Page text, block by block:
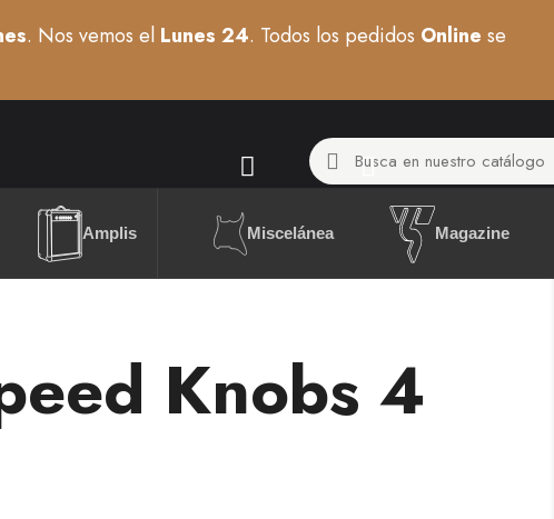
. Nos vemos el Lunes 24. Todos los pedidos Online se
Amplis Miscelánea Magazine
Knobs 4